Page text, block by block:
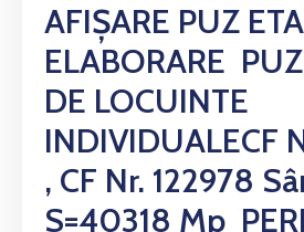
AFIȘARE PUZ
ELABORARE
DE LOCUINTE
INDIVIDUALECF
, CF Nr. 122978
S=40318 Mp